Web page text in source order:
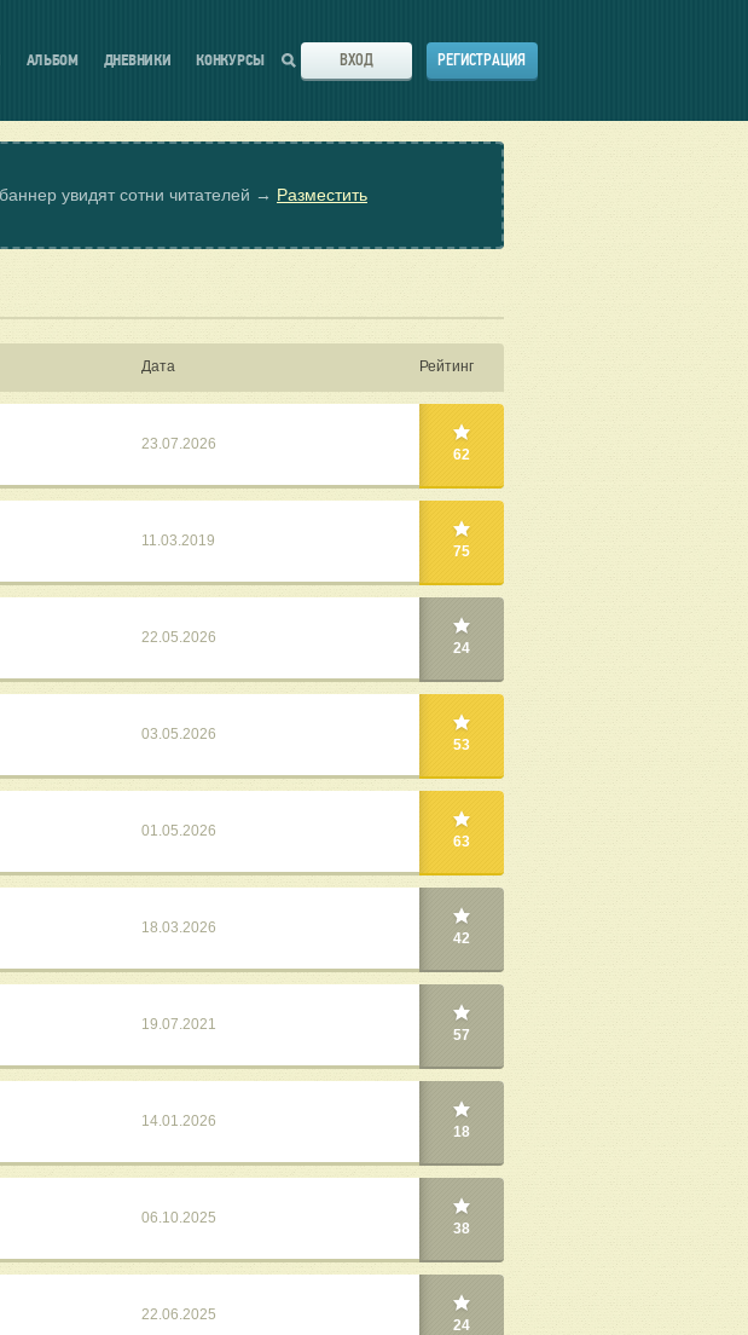
АЛЬБОМ ДНЕВНИКИ КОНКУРСЫ ВХОД РЕГИСТРАЦИЯ
увидят сотни читателей → Разместить
Дата Рейтинг
23.07.2026
62
11.03.2019
75
22.05.2026
24
03.05.2026
53
01.05.2026
63
18.03.2026
42
19.07.2021
57
14.01.2026
18
06.10.2025
38
22.06.2025
24